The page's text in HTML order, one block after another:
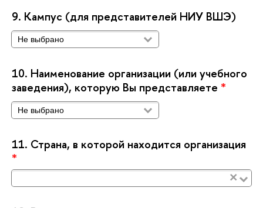
9. Кампус (для представителей НИУ ВШЭ)
10. Наименование организации (или учебного
заведения), которую Вы представляете *
11. Страна, в которой находится организация
*
×